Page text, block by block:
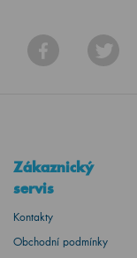
Zákaznický
servis
Kontakty
Obchodní podmínky